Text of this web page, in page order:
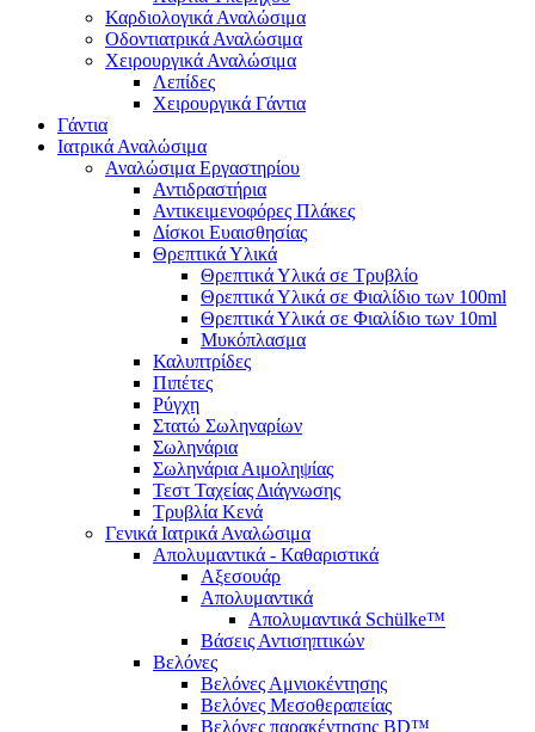
Καρδιολογικά Αναλώσιμα
Οδοντιατρικά Αναλώσιμα
Χειρουργικά Αναλώσιμα
Λεπίδες
Χειρουργικά Γάντια
Γάντια
Ιατρικά Αναλώσιμα
Αναλώσιμα Εργαστηρίου
Αντιδραστήρια
Αντικειμενοφόρες Πλάκες
Δίσκοι Ευαισθησίας
Θρεπτικά Υλικά
Θρεπτικά Υλικά σε Τρυβλίο
Θρεπτικά Υλικά σε Φιαλίδιο των 100ml
Θρεπτικά Υλικά σε Φιαλίδιο των 10ml
Μυκόπλασμα
Καλυπτρίδες
Πιπέτες
Ρύγχη
Στατώ Σωληναρίων
Σωληνάρια
Σωληνάρια Αιμοληψίας
Τεστ Ταχείας Διάγνωσης
Τρυβλία Κενά
Γενικά Ιατρικά Αναλώσιμα
Απολυμαντικά - Καθαριστικά
Αξεσουάρ
Απολυμαντικά
Απολυμαντικά Schülke™
Βάσεις Αντισηπτικών
Βελόνες
Βελόνες Αμνιοκέντησης
Βελόνες Μεσοθεραπείας
Βελόνες παρακέντησης BD™